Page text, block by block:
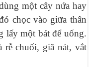
một cây nứa hay
chọc vào giữa thân
lấy một bát để uống.
rễ chuối, giã nát, vắt